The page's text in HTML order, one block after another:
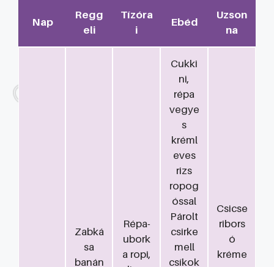
Nap
Regg
eli
Tízóra
i
Ebéd
Uzson
na
Zabká
sa
banán
Répa-
ubork
a ropi,
Cukki
ni,
répa
vegye
s
kréml
eves
rizs
ropog
óssal
Párolt
csirke
mell
csíkok
Csicse
ribors
ó
kréme